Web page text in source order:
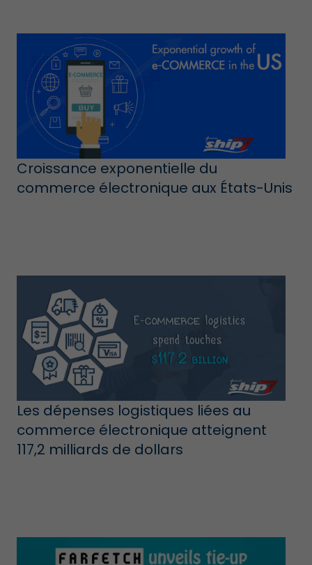
Croissance exponentielle du
commerce électronique aux États-Unis
Les dépenses logistiques liées au
commerce électronique atteignent
117,2 milliards de dollars